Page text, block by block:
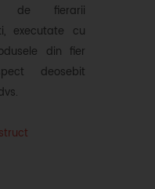
de fierarii
executate cu
din fier
deosebit